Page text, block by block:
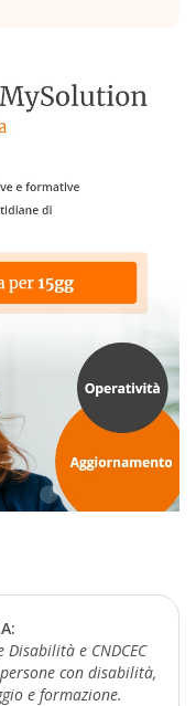
e CNDCEC
con disabilità,
e formazione.